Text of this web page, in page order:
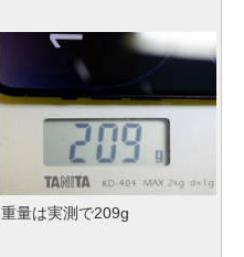
重量は実測で209g